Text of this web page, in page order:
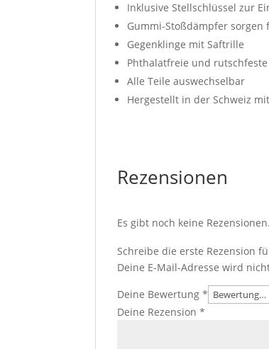
Inklusive Stellschlüssel zur
Gummi-Stoßdämpfer
Gegenklinge mit Saftrille
Phthalatfreie und
Alle Teile auswechselbar
Hergestellt in der Schweiz
Rezensionen
Es gibt noch keine Rezensionen.
Schreibe die erste Rezension
Deine E-Mail-Adresse wird
Deine Bewertung*
Deine Rezension*